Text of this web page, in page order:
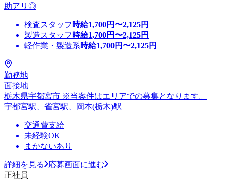
助アリ◎
検査スタッフ 時給1,700円〜2,125円
製造スタッフ 時給1,700円〜2,125円
軽作業・製造系時給1,700円〜2,125円
勤務地
面接地
栃木県宇都宮市 ※当案件はエリアでの募集となります。
宇都宮駅、雀宮駅、岡本(栃木)駅
交通費支給
未経験OK
まかないあり
詳細を見る
応募画面に進む
正社員